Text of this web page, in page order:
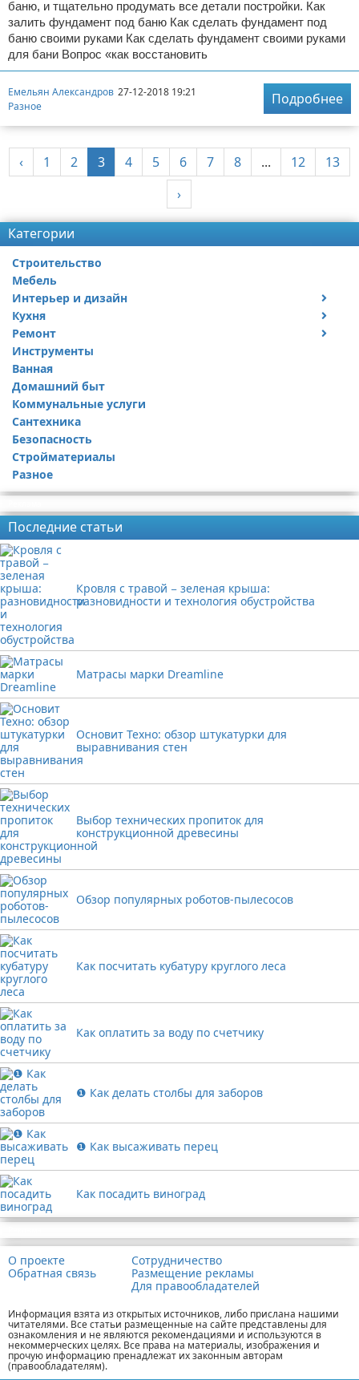
баню, и тщательно продумать все детали постройки. Как
залить фундамент под баню Как сделать фундамент под
баню своими руками Как сделать фундамент своими руками
для бани Вопрос «как восстановить
Емельян Александров 27-12-2018 19:21
Разное
Подробнее
‹ 1 2 3 4 5 6 7 8 ... 12
13
›
Категории
Строительство
Мебель
Интерьер и дизайн
Дизайн дачи
Дизайн квартиры
Кухня
Посуда
Ремонт
Ремонт дачи
Ремонт квартиры
Инструменты
Ванная
Домашний быт
Коммунальные услуги
Сантехника
Безопасность
Стройматериалы
Разное
Последние статьи
Кровля с травой − зеленая крыша:
разновидности и технология обустройства
Матрасы марки Dreamline
Основит Техно: обзор штукатурки для
выравнивания стен
Выбор технических пропиток для
конструкционной древесины
Обзор популярных роботов-пылесосов
Как посчитать кубатуру круглого леса
Как оплатить за воду по счетчику
❶ Как делать столбы для заборов
❶ Как высаживать перец
Как посадить виноград
О проекте
Обратная связь
Сотрудничество
Размещение рекламы
Для правообладателей
Информация взята из открытых источников, либо прислана нашими
читателями. Все статьи размещенные на сайте представлены для
ознакомления и не являются рекомендациями и используются в
некоммерческих целях. Все права на материалы, изображения и
прочую информацию пренадлежат их законным авторам
(правообладателям).